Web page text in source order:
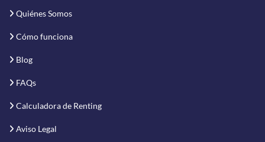
Quiénes Somos
Cómo funciona
Blog
FAQs
Calculadora de Renting
Aviso Legal